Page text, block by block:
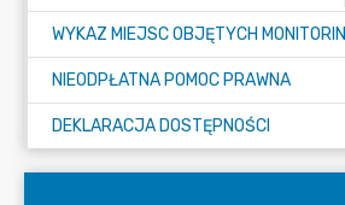
NIEODPŁATNA POMOC PRAWNA
DEKLARACJA DOSTĘPNOŚCI